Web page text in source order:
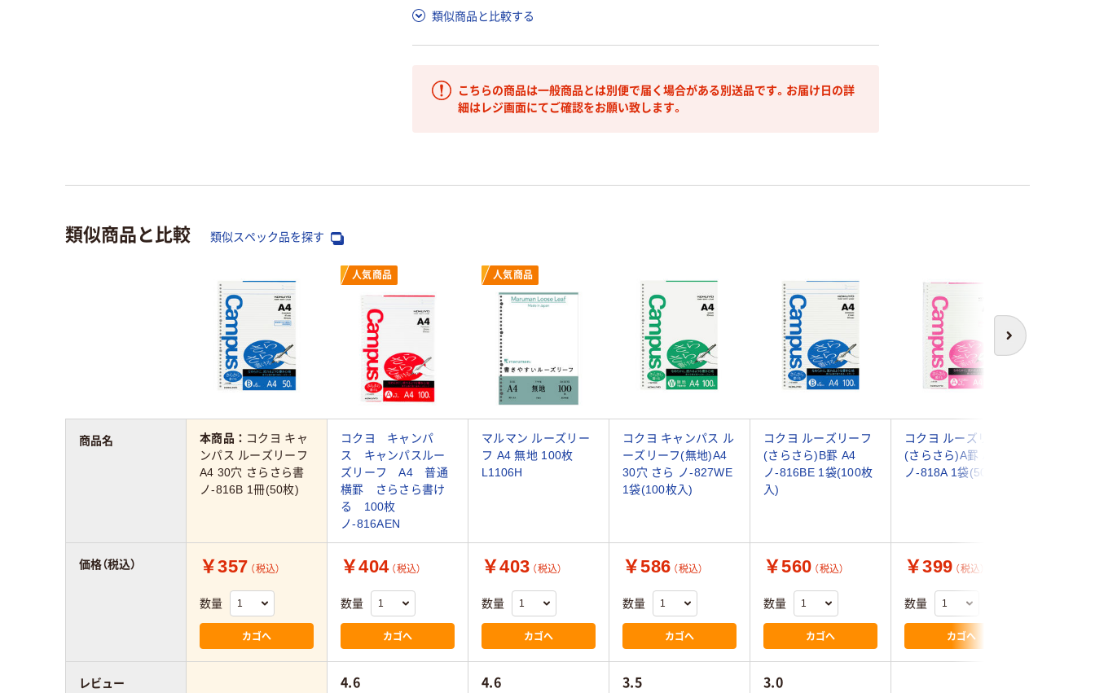
類似商品と比較する
こちらの商品は一般商品とは別便で届く場合がある別送品です。お届け日の詳
細はレジ画面にてご確認をお願い致します。
類似商品と比較 類似スペック品を探す
次へ
人気商品 人気商品
本商品： コクヨ キャ
ンパス ルーズリーフ
A4 30穴 さらさら書
ノ-816B 1冊(50枚)
コクヨ キャンパ
ス キャンパスルー
ズリーフ A4 普通
横罫 さらさら書け
る 100枚
ノ-816AEN
マルマン ルーズリー
フ A4 無地 100枚
L1106H
コクヨ キャンパス ル
ーズリーフ(無地)A4
30穴 さら ノ-827WE
1袋(100枚入)
コクヨ ルーズリーフ
(さらさら)B罫 A4
ノ-816BE 1袋(100枚
入)
コクヨ ルーズリーフ
(さらさら)A罫 A4
ノ-818A 1袋(50枚入)
￥357 （税込）
数量
カゴへ
￥404 （税込）
数量
カゴへ
￥403 （税込）
数量
カゴへ
￥586 （税込）
数量
カゴへ
￥560 （税込）
数量
カゴへ
￥399 （税込）
数量
カゴへ
4.6 4.6 3.5 3.0
商品名
価格（税込）
レビュー